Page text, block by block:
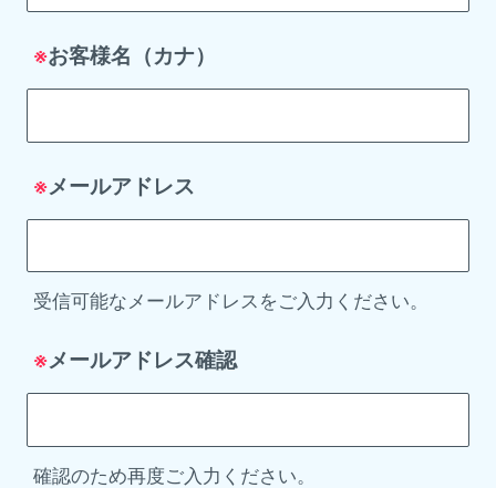
※お客様名（カナ）
※メールアドレス
受信可能なメールアドレスをご入力ください。
※メールアドレス確認
確認のため再度ご入力ください。